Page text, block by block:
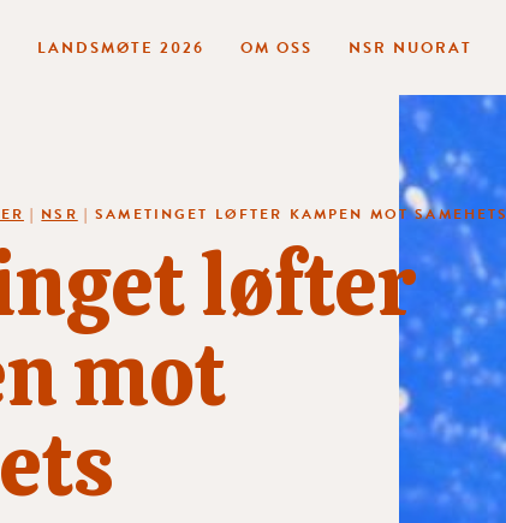
LANDSMØTE 2026 OM OSS NSR NUORAT
| NSR |SAMETINGET LØFTER KAMPEN MOT SAMEHETS
løfter
mot